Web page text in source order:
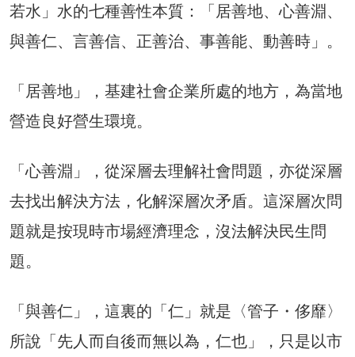
若水」水的七種善性本質：「居善地、心善淵、
與善仁、言善信、正善治、事善能、動善時」。
「居善地」，基建社會企業所處的地方，為當地
營造良好營生環境。
「心善淵」，從深層去理解社會問題，亦從深層
去找出解決方法，化解深層次矛盾。這深層次問
題就是按現時市場經濟理念，沒法解決民生問
題。
「與善仁」，這裏的「仁」就是〈管子・侈靡〉
所說「先人而自後而無以為，仁也」，只是以市